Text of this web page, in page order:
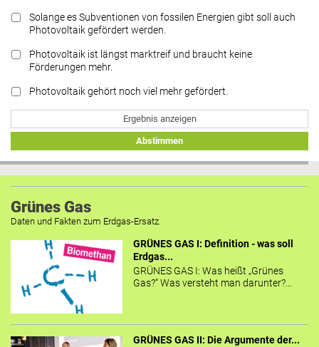
Solange es Subventionen von fossilen Energien gibt soll auch
Photovoltaik gefördert werden.
Photovoltaik ist längst marktreif und braucht keine
Förderungen mehr.
Photovoltaik gehört noch viel mehr gefördert.
Ergebnis anzeigen
Abstimmen
Grünes Gas
Daten und Fakten zum Erdgas-Ersatz.
GRÜNES GAS I: Definition - was soll
Erdgas...
GRÜNES GAS I: Was heißt „Grünes
Gas?“ Was versteht man darunter?...
GRÜNES GAS II: Die Argumente der...